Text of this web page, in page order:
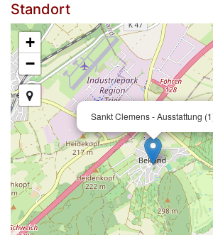
Standort
Sankt Clemens - Ausstattung
+
−